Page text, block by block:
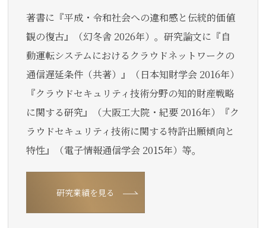
著書に『平成・令和社会への違和感と伝統的価値
観の復古』（幻冬舎 2026年）。研究論文に『自
動運転システムにおけるクラウドネットワークの
通信遅延条件（共著）』（日本知財学会 2016年）
『クラウドセキュリティ技術分野の知的財産戦略
に関する研究』（大阪工大院・紀要 2016年）『ク
ラウドセキュリティ技術に関する特許出願傾向と
特性』（電子情報通信学会 2015年）等。
研究業績を見る